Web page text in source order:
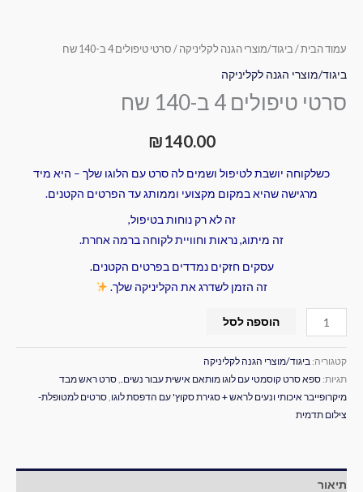
עמוד הבית/ביגוד/מוצרי הגנה לקליניקה / סרטי טיפולים 4 ב-140 שח
ביגוד/מוצרי הגנה לקליניקה
סרטי טיפולים 4 ב-140 שח
₪140.00
כשלקוחה יושבת לטיפול ושמים לה סרט עם הלוגו שלך – היא מיד
מרגישה שהיא במקום מקצועי וממותג עד הפרטים הקטנים.
זה לא רק נוחות בטיפול,
זה מיתוג, נראות וחוויית לקוחה ברמה אחרת.
עסקים חזקים נמדדים בפרטים הקטנים.
זה הזמן לשדרג את הקליניקה שלך.
הוספה לסל
קטגוריה: ביגוד/מוצרי הגנה לקליניקה
תגיות: ספא סרט קוסמטי עם לוגו מותאם אישית עבור נשים.,סרט ראש מבד
מיקרופייבר איכותי ונעים לראש + סגירת סקוץ' עם הדפסת לוגו,סרטים למטופלת-
צילום תדמית
תיאור